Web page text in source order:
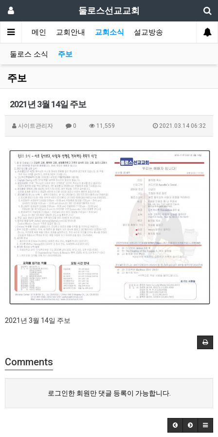
둘로스선교교회
메인 교회안내 교회소식 설교방송
둘로스 소식 주보
주보
2021년 3월 14일 주보
사이트관리자 0 11,559 2021.03.14 06:32
2021년 3월 14일 주보
Comments
로그인한 회원만 댓글 등록이 가능합니다.